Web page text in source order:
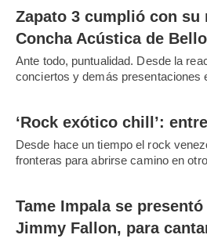
Zapato 3 cumplió con su
Concha Acústica de
Ante todo, puntualidad. Desde la
conciertos y demás presentaciones
‘Rock exótico chill’:
Desde hace un tiempo el rock
fronteras para abrirse camino en
Tame Impala se
Jimmy Fallon, para